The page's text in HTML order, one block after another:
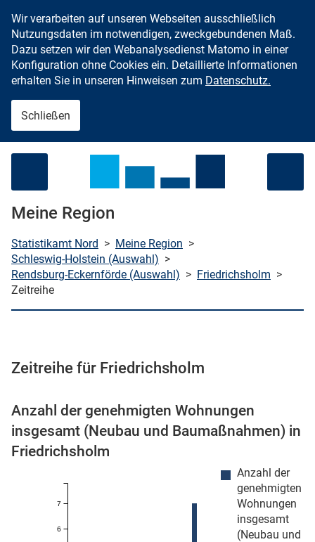
Zum Inhalt springen
starten
Wir verarbeiten auf unseren Webseiten ausschließlich
Nutzungsdaten im notwendigen, zweckgebundenen Maß.
Dazu setzen wir den Webanalysedienst Matomo in einer
Konfiguration ohne Cookies ein. Detaillierte Informationen
erhalten Sie in unseren Hinweisen zum Datenschutz.
Schließen
Meine Region
Statistikamt Nord > Meine Region >
Schleswig-Holstein (Auswahl) >
Rendsburg-Eckernförde (Auswahl) > Friedrichsholm >
Zeitreihe
Zeitreihe für Friedrichsholm
Anzahl der genehmigten Wohnungen
insgesamt (Neubau und Baumaßnahmen) in
Friedrichsholm
Anzahl der
genehmigten
Wohnungen
insgesamt
(Neubau und
6
7